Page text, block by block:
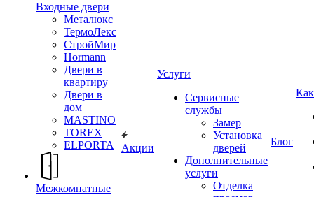
Входные двери
Металюкс
ТермоЛекс
СтройМир
Hormann
Двери в
квартиру
Двери в
дом
MASTINO
TOREX
ELPORTA
Межкомнатные
Акции
Услуги
Сервисные
службы
Замер
Установка
дверей
Дополнительные
услуги
Отделка
Блог